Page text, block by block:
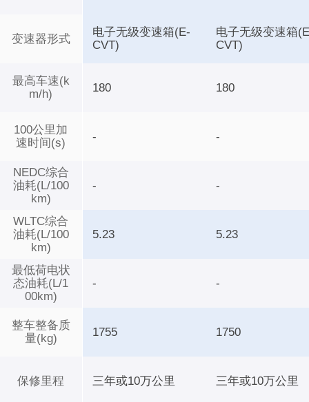
变速器形式
最高车速(k
m/h)
100公里加
速时间(s)
NEDC综合
油耗(L/100
km)
WLTC综合
油耗(L/100
km)
最低荷电状
态油耗(L/1
00km)
整车整备质
量(kg)
保修里程
电子无级变速箱(E-
CVT)
电子无级变速箱
CVT)
180 180
- -
- -
5.23 5.23
- -
1755 1750
三年或10万公里 三年或10万公里